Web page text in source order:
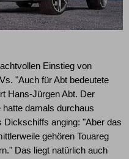
Einstieg von
"Auch für Abt bedeutete
Hans-Jürgen Abt. Der
damals durchaus
anging: "Aber das
gehören Touareg
Das liegt natürlich auch